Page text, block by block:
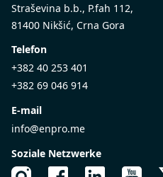
Straševina b.b., P.fah 112,
81400 Nikšić, Crna Gora
Telefon
+382 40 253 401
+382 69 046 914
E-mail
info@enpro.me
Soziale Netzwerke